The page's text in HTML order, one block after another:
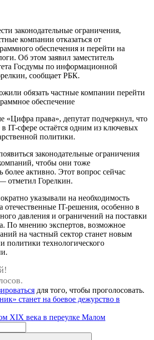
законодательные ограничения,
компании отказаться от
обеспечения и перейти на
Об этом заявил заместитель
Госдумы по информационной
сообщает РБК.
«Цифра права», депутат подчеркнул, что
IT-сфере остаётся одним из ключевых
политики.
законодательные ограничения
чтобы они тоже
более активно. Этот вопрос сейчас
отметил Горелкин.
указывали на необходимость
отечественные IT-решения, особенно в
давления и ограничений на поставки
По мнению экспертов, возможное
на частный сектор станет новым
политики технологического
для того, чтобы проголосовать.
станет на боевое дежурство в
XIX века в переулке Малом